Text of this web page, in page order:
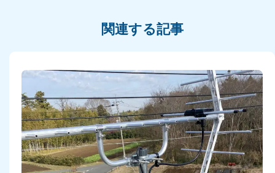
関連する記事